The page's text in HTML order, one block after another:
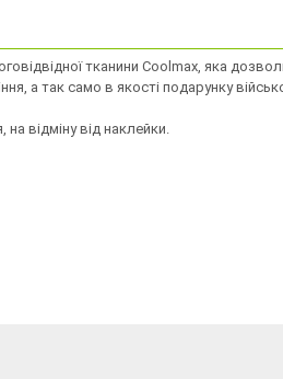
тканини Coolmax, яка
а так само в якості подарунку
відміну від наклейки.